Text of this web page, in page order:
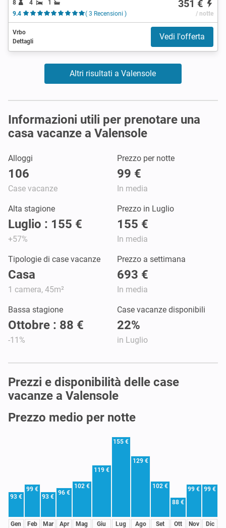
8 4
1
9.4
( 3 Recensioni )
351 €
/ notte
Vrbo
Dettagli
Vedi l'offerta
Altri risultati a Valensole
Informazioni utili per prenotare una
casa vacanze a Valensole
Alloggi
106
Case vacanze
Prezzo per notte
99 €
In media
Alta stagione
Luglio : 155 €
+57%
Prezzo in Luglio
155 €
In media
Tipologie di case vacanze
Casa
1 camera, 45m²
Prezzo a settimana
693 €
In media
Bassa stagione
Ottobre : 88 €
-11%
Case vacanze disponibili
22%
in Luglio
Prezzi e disponibilità delle case
vacanze a Valensole
Prezzo medio per notte
93 €
Gen
99 €
Feb
93 €
Mar
96 €
Apr
102 €
Mag
119 €
Giu
155 €
Lug
129 €
Ago
102 €
Set
88 €
Ott
99 €
Nov
99 €
Dic